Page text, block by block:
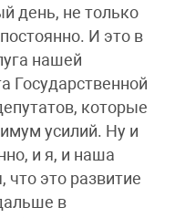
день, не только
И это в
нашей
Государственной
которые
усилий. Ну и
и я, и наша
что это развитие
в